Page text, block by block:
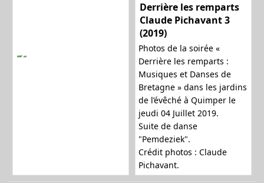
Derrière les remparts
Claude Pichavant 3
(2019)
Photos de la soirée «
Derrière les remparts :
Musiques et Danses de
Bretagne » dans les jardins
de l’évêché à Quimper le
jeudi 04 Juillet 2019.
Suite de danse
"Pemdeziek".
Crédit photos : Claude
Pichavant.